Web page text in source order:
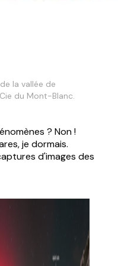
la vallée de
du Mont-Blanc.
? Non !
je dormais.
d'images des